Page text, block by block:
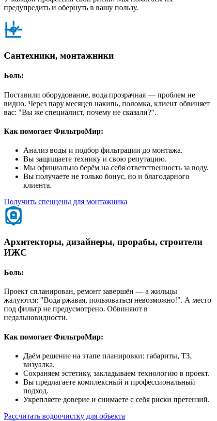
предупредить и обернуть в вашу пользу.
Сантехники, монтажники
Боль:
Поставили оборудование, вода прозрачная — проблем не
видно. Через пару месяцев накипь, поломка, клиент обвиняет
вас: "Вы же специалист, почему не сказали?".
Как помогает ФильтроМир:
Анализ воды и подбор фильтрации до монтажа.
Вы защищаете технику и свою репутацию.
Мы официально берём на себя ответственность за воду.
Вы получаете не только бонус, но и благодарного
клиента.
Получить спеццены для монтажника
Архитекторы, дизайнеры, прорабы, строители
ИЖС
Боль:
Проект спланирован, ремонт завершён — а жильцы
жалуются: "Вода ржавая, пользоваться невозможно!". А место
под фильтр не предусмотрено. Обвиняют в
недальновидности.
Как помогает ФильтроМир:
Даём решение на этапе планировки: габариты, ТЗ,
визуалка.
Сохраняем эстетику, закладываем технологию в проект.
Вы предлагаете комплексный и профессиональный
подход.
Укрепляете доверие и снимаете с себя риски претензий.
Рассчитать водоочистку для объекта